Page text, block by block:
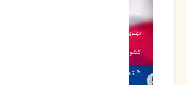
به
بهترین
کشور
های